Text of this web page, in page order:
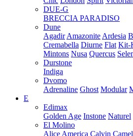
DUE-G
BRECCIA PARADISO
Dune
Agadir Amazonite Ardesia
Cremabella Diurne Flat Kit-
Mintons Nusa Quercus
Durstone
Indiga
Dvomo
Adrenaline Ghost Modular
E
Edimax
Golden Age Instone Naturel
El Molino
Alice America Calvin